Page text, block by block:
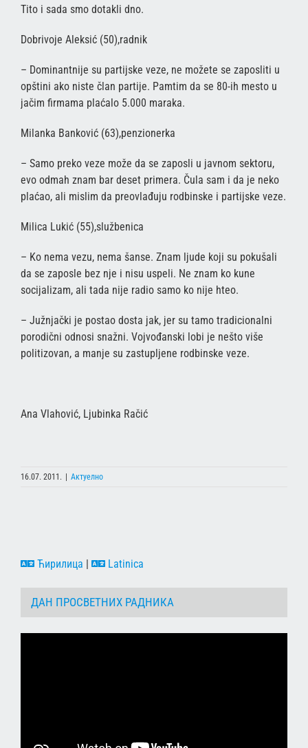
Tito i sada smo dotakli dno.
Dobrivoje Aleksić (50),radnik
– Dominantnije su partijske veze, ne možete se zaposliti u
opštini ako niste član partije. Pamtim da se 80-ih mesto u
jačim firmama plaćalo 5.000 maraka.
Milanka Banković (63),penzionerka
– Samo preko veze može da se zaposli u javnom sektoru,
evo odmah znam bar deset primera. Čula sam i da je neko
plaćao, ali mislim da preovlađuju rodbinske i partijske veze.
Milica Lukić (55),službenica
– Ko nema vezu, nema šanse. Znam ljude koji su pokušali
da se zaposle bez nje i nisu uspeli. Ne znam ko kune
socijalizam, ali tada nije radio samo ko nije hteo.
– Južnjački je postao dosta jak, jer su tamo tradicionalni
porodični odnosi snažni. Vojvođanski lobi je nešto više
politizovan, a manje su zastupljene rodbinske veze.
Ana Vlahović, Ljubinka Račić
16.07. 2011. | Актуелно
Ћирилица | Latinica
ДАН ПРОСВЕТНИХ РАДНИКА